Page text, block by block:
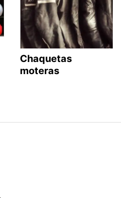
Chaquetas
moteras